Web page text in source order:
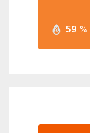
59 %